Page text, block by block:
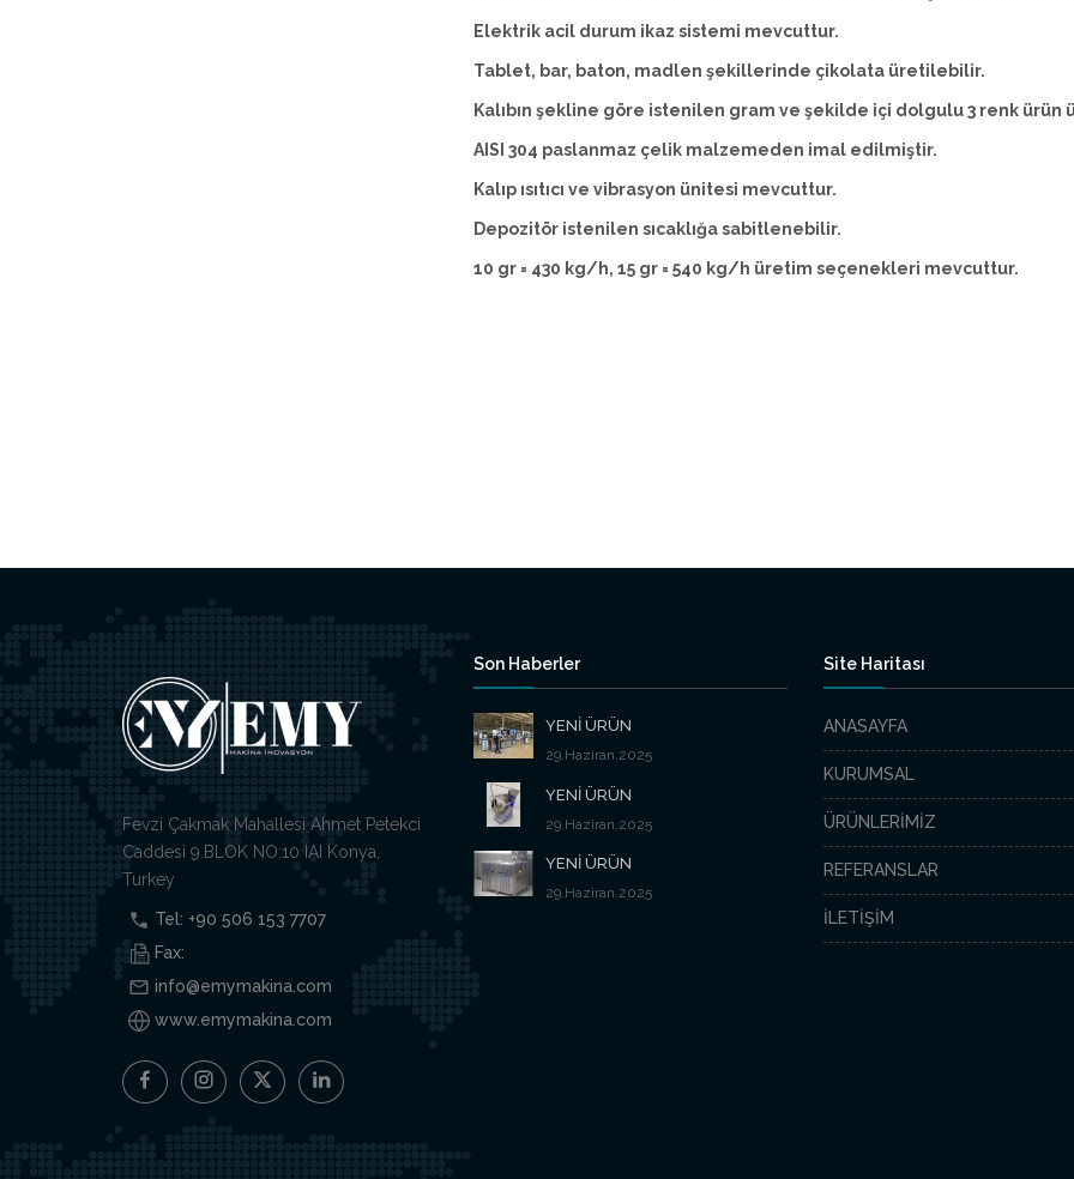
Elektrik acil durum ikaz sistemi mevcuttur.
Tablet, bar, baton, madlen şekillerinde çikolata üretilebilir.
Kalıbın şekline göre istenilen gram ve şekilde içi dolgulu 3 renk ürün
AISI 304 paslanmaz çelik malzemeden imal edilmiştir.
Kalıp ısıtıcı ve vibrasyon ünitesi mevcuttur.
Depozitör istenilen sıcaklığa sabitlenebilir.
10 gr = 430 kg/h, 15 gr = 540 kg/h üretim seçenekleri mevcuttur.
Fevzi Çakmak Mahallesi Ahmet Petekci
Caddesi 9.BLOK NO:10 IAI Konya,
Turkey
Tel: +90 506 153 7707
Fax:
info@emymakina.com
www.emymakina.com
Son Haberler
YENİ ÜRÜN
29.Haziran.2025
YENİ ÜRÜN
29.Haziran.2025
YENİ ÜRÜN
29.Haziran.2025
Site Haritası
ANASAYFA
KURUMSAL
ÜRÜNLERİMİZ
REFERANSLAR
İLETİŞİM